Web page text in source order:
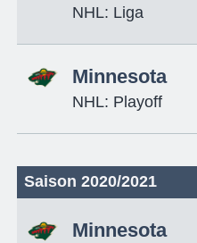
NHL: Liga
Minnesota
NHL: Playoff
Saison 2020/2021
Minnesota